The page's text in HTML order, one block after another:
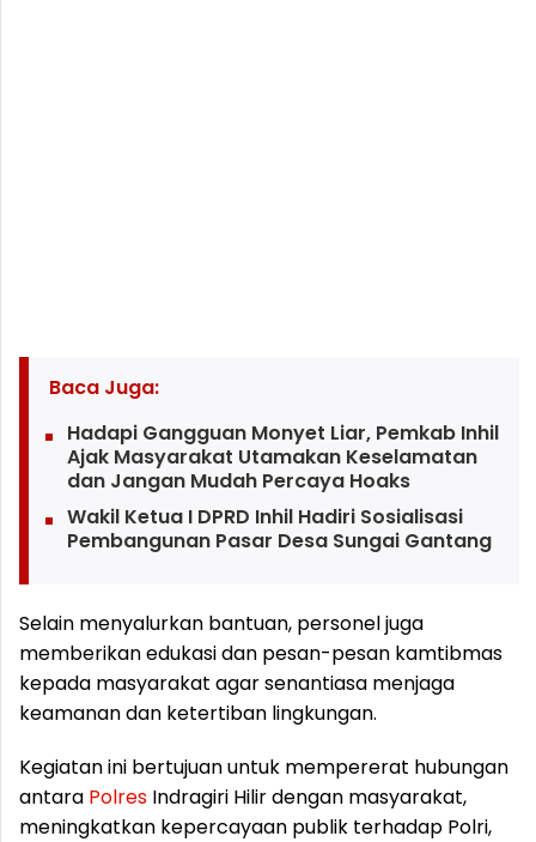
Baca Juga:
Hadapi Gangguan Monyet Liar, Pemkab Inhil
Ajak Masyarakat Utamakan Keselamatan
dan Jangan Mudah Percaya Hoaks
Wakil Ketua I DPRD Inhil Hadiri Sosialisasi
Pembangunan Pasar Desa Sungai Gantang
Selain menyalurkan bantuan, personel juga
memberikan edukasi dan pesan-pesan kamtibmas
kepada masyarakat agar senantiasa menjaga
keamanan dan ketertiban lingkungan.
Kegiatan ini bertujuan untuk mempererat hubungan
antara Polres Indragiri Hilir dengan masyarakat,
meningkatkan kepercayaan publik terhadap Polri,